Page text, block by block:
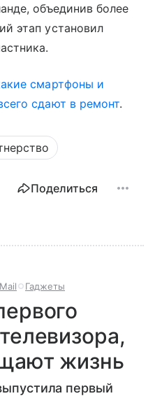
объединив более
этап установил
смартфоны и
сдают в ремонт.
Поделиться
Гаджеты
жизнь
первый